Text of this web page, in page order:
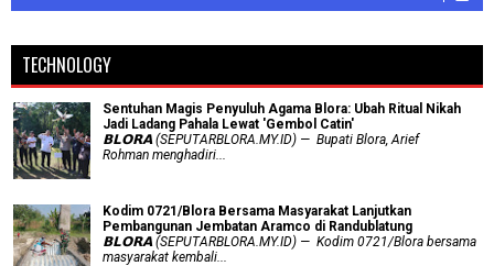
TECHNOLOGY
Sentuhan Magis Penyuluh Agama Blora: Ubah Ritual Nikah
Jadi Ladang Pahala Lewat 'Gembol Catin'
𝗕𝗟𝗢𝗥𝗔 (SEPUTARBLORA.MY.ID) — Bupati Blora, Arief
Rohman menghadiri...
Kodim 0721/Blora Bersama Masyarakat Lanjutkan
Pembangunan Jembatan Aramco di Randublatung
𝗕𝗟𝗢𝗥𝗔 (SEPUTARBLORA.MY.ID) — Kodim 0721/Blora bersama
masyarakat kembali...